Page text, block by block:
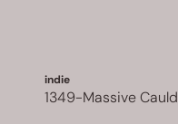
indie
1349-Massive